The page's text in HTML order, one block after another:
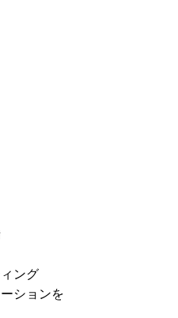
ング
ションを